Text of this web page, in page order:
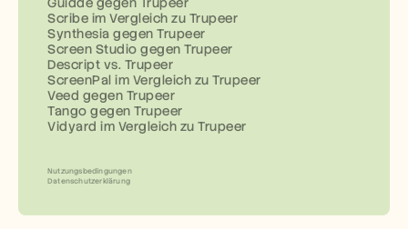
Scribe im Vergleich zu Trupeer
Synthesia gegen Trupeer
Screen Studio gegen Trupeer
Descript vs. Trupeer
ScreenPal im Vergleich zu Trupeer
Veed gegen Trupeer
Tango gegen Trupeer
Vidyard im Vergleich zu Trupeer
Nutzungsbedingungen
Datenschutzerklärung